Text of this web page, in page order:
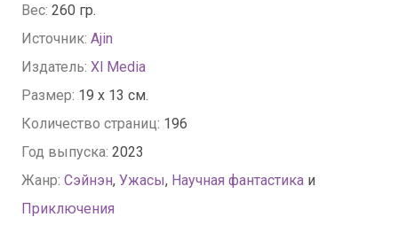
Вес: 260 гр.
Источник: Ajin
Издатель: Xl Media
Размер: 19 x 13 см.
Количество страниц: 196
Год выпуска: 2023
Жанр: Сэйнэн, Ужасы, Научная фантастика и
Приключения